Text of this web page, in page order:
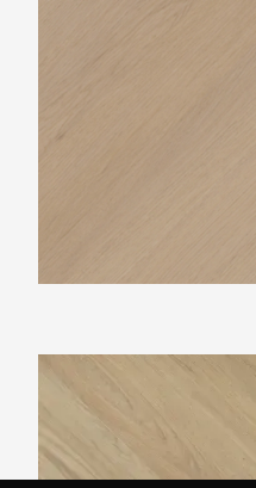
Douwes Dekker